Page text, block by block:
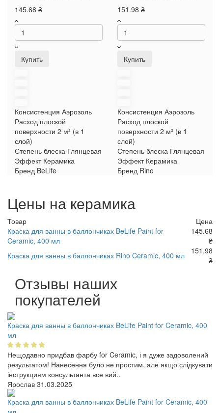
145.68 ₴
Купить
Консистенция Аэрозоль
Расход плоской
поверхности 2 м² (в 1
слой)
Степень блеска Глянцевая
Эффект Керамика
Бренд BeLife
151.98 ₴
Купить
Консистенция Аэрозоль
Расход плоской
поверхности 2 м² (в 1
слой)
Степень блеска Глянцевая
Эффект Керамика
Бренд Rino
Цены на керамика
Товар
Цена
Краска для ванны в баллончиках BeLife Paint for
Ceramic, 400 мл
145.68
₴
Краска для ванны в баллончиках Rino Ceramic, 400 мл
151.98
₴
Отзывы наших
покупателей
Краска для ванны в баллончиках BeLife Paint for Ceramic, 400
мл
Нещодавно придбав фарбу for Ceramic, і я дуже задоволений
результатом! Нанесення було не простим, але якщо слідкувати
інструкциям консультанта все вий..
Ярослав 31.03.2025
Краска для ванны в баллончиках BeLife Paint for Ceramic, 400